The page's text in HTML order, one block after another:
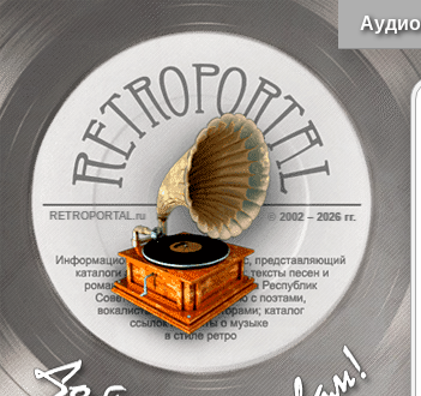
RETROPORTAL.ru © 2002 – 2026 гг.